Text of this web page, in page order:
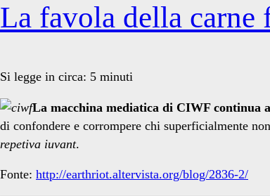
La favola della carne
Si legge in circa: 5 minuti
La macchina mediatica di CIWF continua
di confondere e corrompere chi superficialmente
repetiva iuvant.
Fonte: http://earthriot.altervista.org/blog/2836-2/